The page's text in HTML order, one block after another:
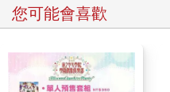
您可能會喜歡